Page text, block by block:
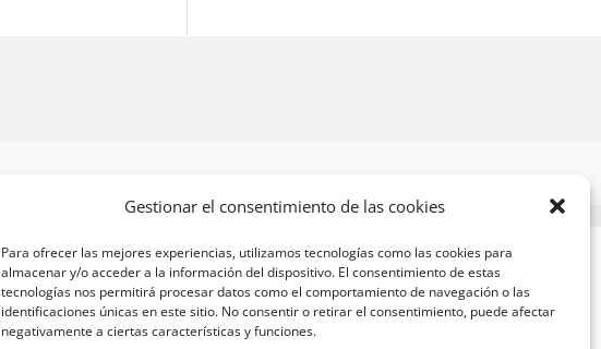
Gestionar el consentimiento de las cookies
Para ofrecer las mejores experiencias, utilizamos tecnologías como las cookies para
almacenar y/o acceder a la información del dispositivo. El consentimiento de estas
tecnologías nos permitirá procesar datos como el comportamiento de navegación o las
identificaciones únicas en este sitio. No consentir o retirar el consentimiento, puede afectar
negativamente a ciertas características y funciones.